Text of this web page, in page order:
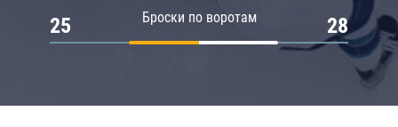
Броски по воротам
25 28